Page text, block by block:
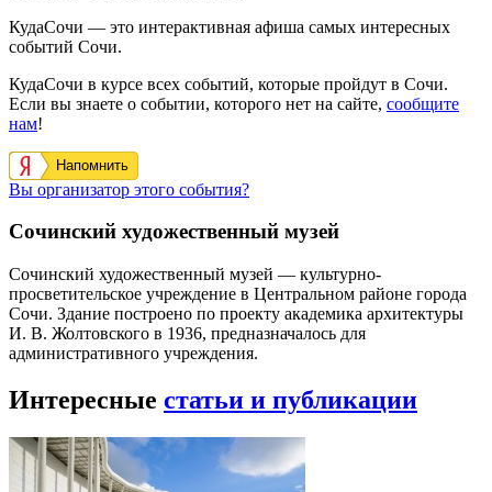
КудаСочи — это интерактивная афиша самых интересных
событий Сочи.
КудаСочи в курсе всех событий, которые пройдут в Сочи.
Если вы знаете о событии, которого нет на сайте, сообщите
нам!
Напомнить
Вы организатор этого события?
Сочинский художественный музей
Сочинский художественный музей — культурно-
просветительское учреждение в Центральном районе города
Сочи. Здание построено по проекту академика архитектуры
И. В. Жолтовского в 1936, предназначалось для
административного учреждения.
Интересные статьи и публикации